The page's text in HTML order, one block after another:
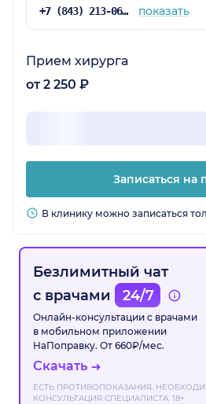
+7 (843) 213-06-74 показать
Прием хирурга
от 2 250 ₽
Записаться на
В клинику можно записаться
Безлимитный чат
с врачами
24/7
Онлайн-консультации с врачами
в мобильном приложении
НаПоправку. От 660₽/мес.
Скачать
ЕСТЬ ПРОТИВОПОКАЗАНИЯ.
КОНСУЛЬТАЦИЯ СПЕЦИАЛИСТА. 18+